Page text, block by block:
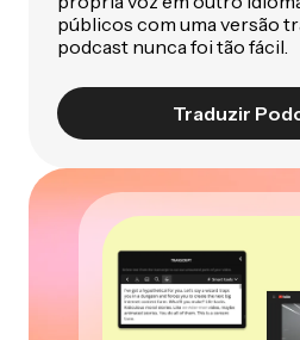
públicos com uma versão
podcast nunca foi tão fácil.
Traduzir